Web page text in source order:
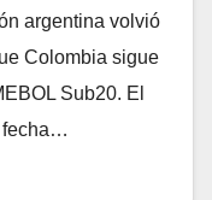
argentina volvió
Colombia sigue
Sub20. El
fecha…